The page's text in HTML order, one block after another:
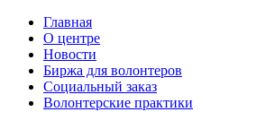
Главная
О центре
Новости
Биржа для волонтеров
Социальный заказ
Волонтерские практики